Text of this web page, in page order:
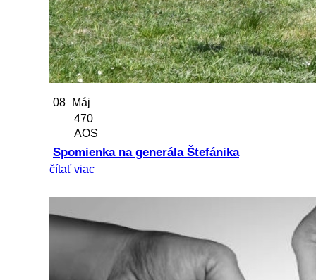
08
Máj
470
AOS
Spomienka na generála Štefánika
čítať viac